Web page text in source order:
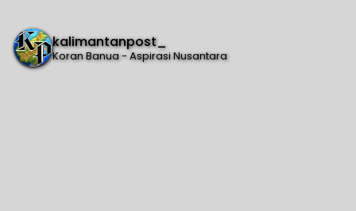
kalimantanpost_
Koran Banua - Aspirasi Nusantara